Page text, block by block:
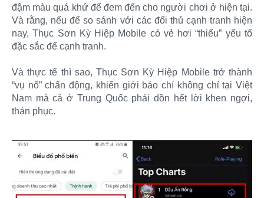
đậm màu quá khứ để đem đến cho người chơi ở hiện tại.
Và rằng, nếu để so sánh với các đối thủ cạnh tranh hiện
nay, Thục Sơn Kỳ Hiệp Mobile có vẻ hơi “thiếu” yếu tố
đặc sắc để cạnh tranh.
Và thực tế thì sao, Thục Sơn Kỳ Hiệp Mobile trở thành
“vụ nổ” chấn động, khiến giới báo chí không chỉ tại Việt
Nam mà cả ở Trung Quốc phải dồn hết lời khen ngợi,
thán phục.